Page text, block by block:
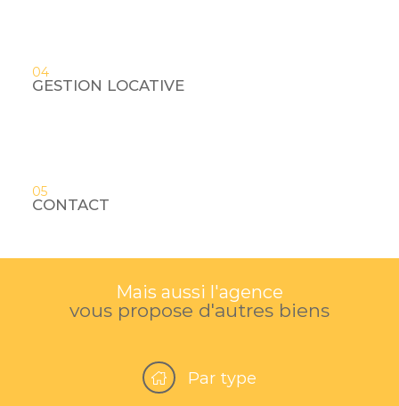
04
GESTION LOCATIVE
05
CONTACT
Mais aussi l'agence
vous propose d'autres biens
Par type